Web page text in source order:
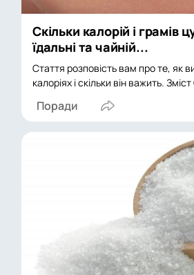
Скільки калорій і грамів
їдальні та чайній...
Стаття розповість вам про те, як
калоріях і скільки він важить.
Поради